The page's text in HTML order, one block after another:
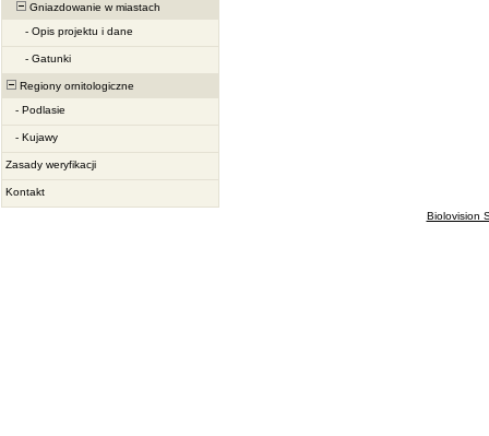
Gniazdowanie w miastach
- Opis projektu i dane
- Gatunki
Regiony ornitologiczne
- Podlasie
- Kujawy
Zasady weryfikacji
Kontakt
Biolovision